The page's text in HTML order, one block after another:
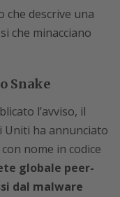
che descrive una
che minacciano
Snake
l’avviso, il
Uniti ha annunciato
nome in codice
globale peer-
dal malware